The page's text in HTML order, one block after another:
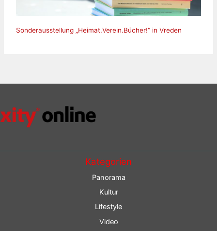
Sonderausstellung „Heimat.Verein.Bücher!“ in Vreden
Kategorien
Panorama
Kultur
Lifestyle
Video